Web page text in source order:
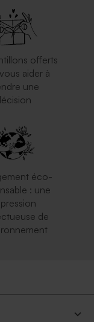
offerts
aider à
une
éco-
: une
de